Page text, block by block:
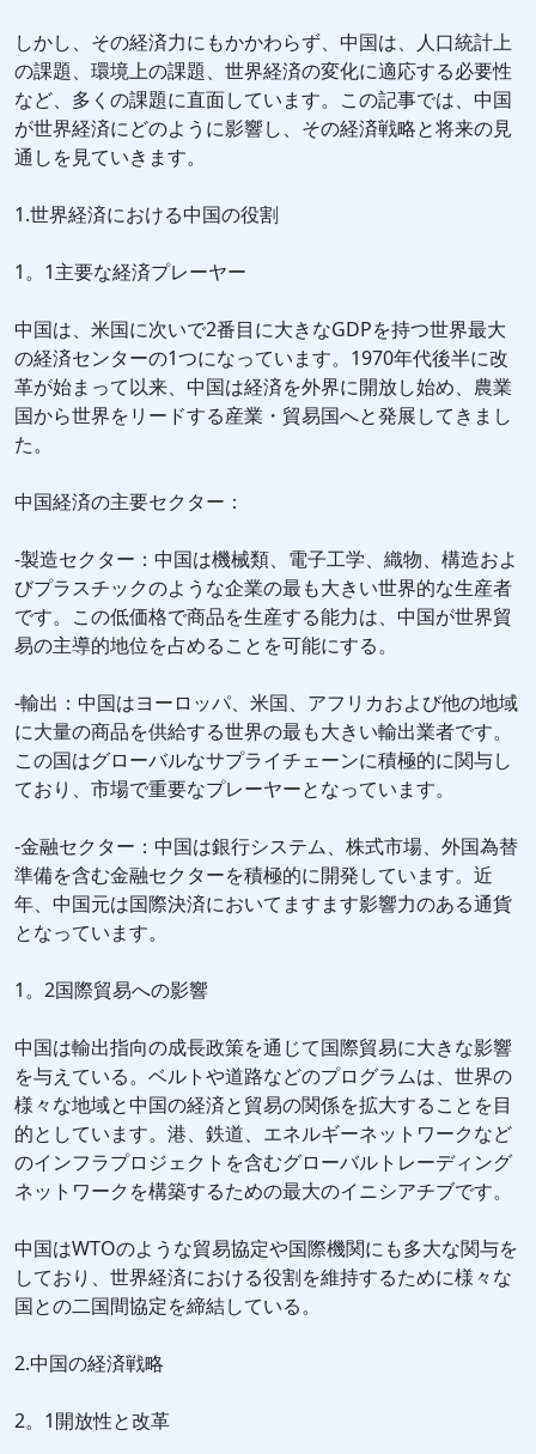
しかし、その経済力にもかかわらず、中国は、人口統計上
の課題、環境上の課題、世界経済の変化に適応する必要性
など、多くの課題に直面しています。この記事では、中国
が世界経済にどのように影響し、その経済戦略と将来の見
通しを見ていきます。
1.世界経済における中国の役割
1。1主要な経済プレーヤー
中国は、米国に次いで2番目に大きなGDPを持つ世界最大
の経済センターの1つになっています。1970年代後半に改
革が始まって以来、中国は経済を外界に開放し始め、農業
国から世界をリードする産業・貿易国へと発展してきまし
た。
中国経済の主要セクター：
-製造セクター：中国は機械類、電子工学、織物、構造およ
びプラスチックのような企業の最も大きい世界的な生産者
です。この低価格で商品を生産する能力は、中国が世界貿
易の主導的地位を占めることを可能にする。
-輸出：中国はヨーロッパ、米国、アフリカおよび他の地域
に大量の商品を供給する世界の最も大きい輸出業者です。
この国はグローバルなサプライチェーンに積極的に関与し
ており、市場で重要なプレーヤーとなっています。
-金融セクター：中国は銀行システム、株式市場、外国為替
準備を含む金融セクターを積極的に開発しています。近
年、中国元は国際決済においてますます影響力のある通貨
となっています。
1。2国際貿易への影響
中国は輸出指向の成長政策を通じて国際貿易に大きな影響
を与えている。ベルトや道路などのプログラムは、世界の
様々な地域と中国の経済と貿易の関係を拡大することを目
的としています。港、鉄道、エネルギーネットワークなど
のインフラプロジェクトを含むグローバルトレーディング
ネットワークを構築するための最大のイニシアチブです。
中国はWTOのような貿易協定や国際機関にも多大な関与を
しており、世界経済における役割を維持するために様々な
国との二国間協定を締結している。
2.中国の経済戦略
2。1開放性と改革